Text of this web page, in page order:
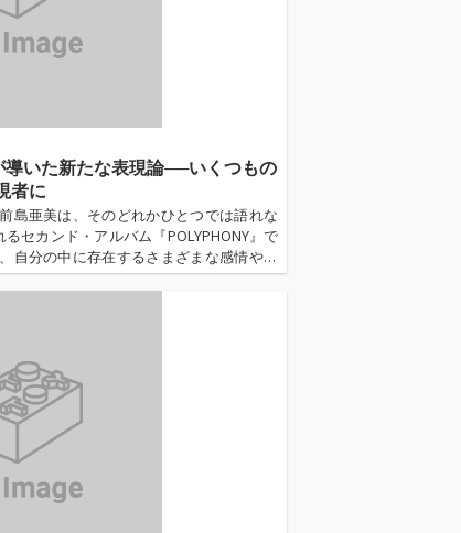
導いた新たな表現論──いくつもの
者に
島亜美は、そのどれかひとつでは語れな
セカンド・アルバム『POLYPHONY』で
自分の中に存在するさまざまな感情や人
の人生を一つの作品へと昇華した。今回
に込めた哲学や、半数の楽曲で作詞を